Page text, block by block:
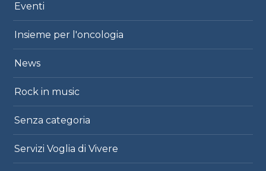
Eventi
Insieme per l'oncologia
News
Rock in music
Senza categoria
Servizi Voglia di Vivere